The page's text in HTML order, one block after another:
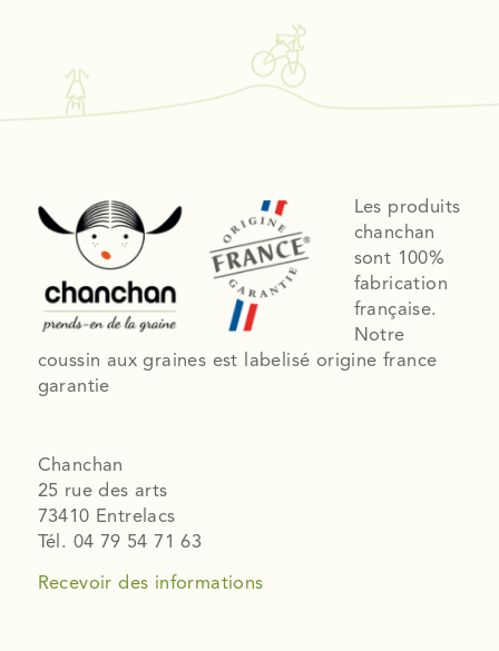
Les produits
chanchan
sont 100%
fabrication
française.
Notre
coussin aux graines est labelisé origine france
garantie
Chanchan
25 rue des arts
73410 Entrelacs
Tél. 04 79 54 71 63
Recevoir des informations